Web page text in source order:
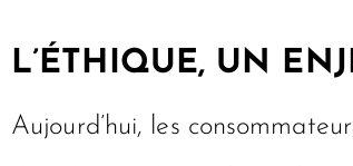
L’ÉTHIQUE, UN
Aujourd’hui, les